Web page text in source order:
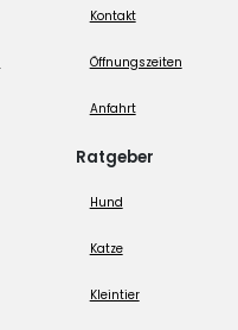
Kontakt
Öffnungszeiten
Anfahrt
Ratgeber
Hund
Katze
Kleintier